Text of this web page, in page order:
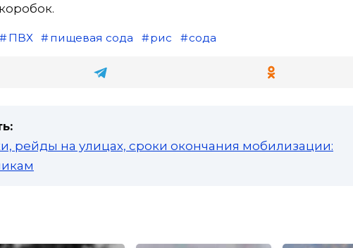
ПВХ пищевая сода рис сода
рейды на улицах, сроки окончания мобилизации: